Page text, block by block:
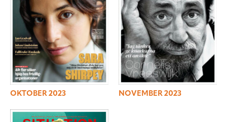
OKTOBER 2023 NOVEMBER 2023